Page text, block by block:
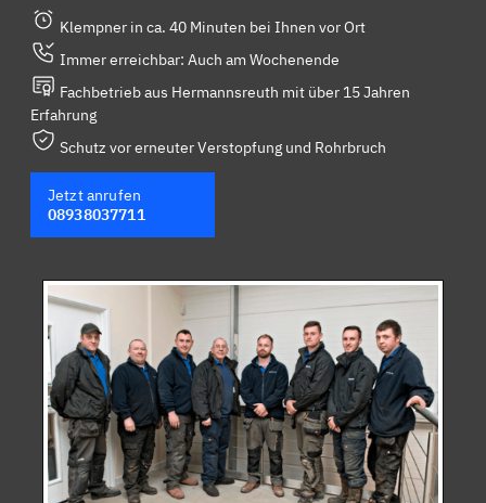
Klempner in ca. 40 Minuten bei Ihnen vor Ort
Immer erreichbar: Auch am Wochenende
Fachbetrieb aus Hermannsreuth mit über 15 Jahren
Erfahrung
Schutz vor erneuter Verstopfung und Rohrbruch
Jetzt anrufen
08938037711